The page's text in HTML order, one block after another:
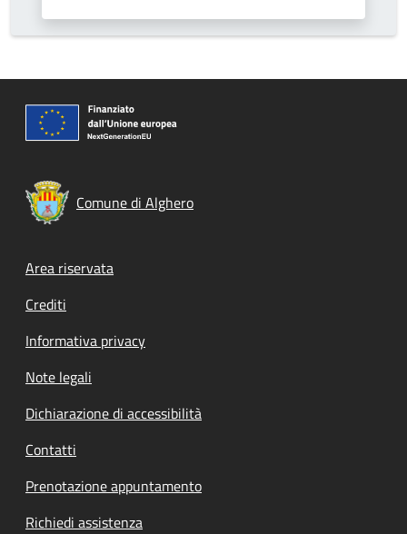
Comune di Alghero
Footer menu
Area riservata
Crediti
Informativa privacy
Note legali
Dichiarazione di accessibilità
Contatti
Prenotazione appuntamento
Richiedi assistenza